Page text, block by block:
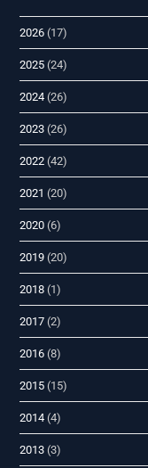
2026 (17)
2025 (24)
2024 (26)
2023 (26)
2022 (42)
2021 (20)
2020 (6)
2019 (20)
2018 (1)
2017 (2)
2016 (8)
2015 (15)
2014 (4)
2013 (3)